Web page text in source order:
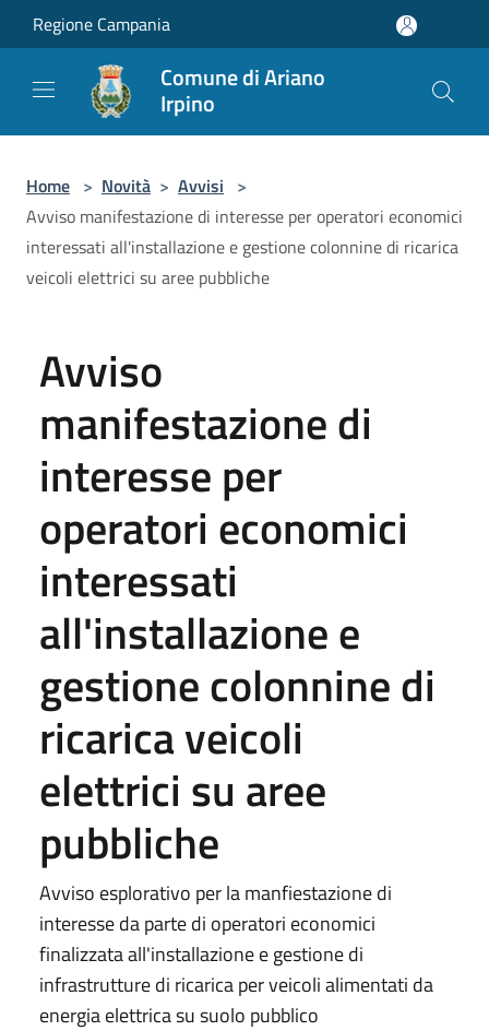
Salta al contenuto principale
Regione Campania
Comune di Ariano
Irpino
Home > Novità > Avvisi >
Avviso manifestazione di interesse per operatori economici
interessati all'installazione e gestione colonnine di ricarica
veicoli elettrici su aree pubbliche
Avviso
manifestazione di
interesse per
operatori economici
interessati
all'installazione e
gestione colonnine di
ricarica veicoli
elettrici su aree
pubbliche
Avviso esplorativo per la manfiestazione di
interesse da parte di operatori economici
finalizzata all'installazione e gestione di
infrastrutture di ricarica per veicoli alimentati da
energia elettrica su suolo pubblico